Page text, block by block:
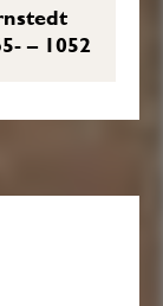
– 1052